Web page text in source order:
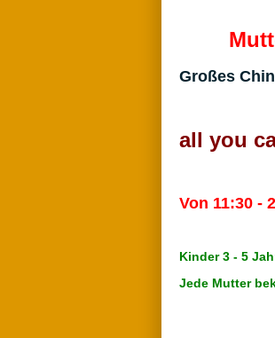
Großes
all you
Von 11:30 -
Kinder 3 - 5
Jede Mutter